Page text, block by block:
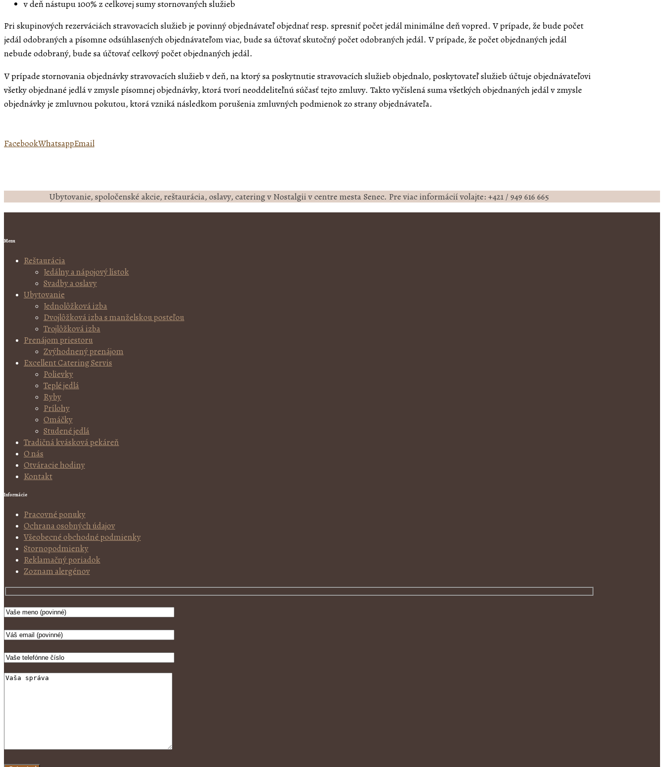
v deň nástupu 100% z celkovej sumy stornovaných služieb
Pri skupinových rezerváciách stravovacích služieb je povinný objednávateľ objednať resp. spresniť počet jedál minimálne deň vopred. V prípade, že bude počet
jedál odobraných a písomne odsúhlasených objednávateľom viac, bude sa účtovať skutočný počet odobraných jedál. V prípade, že počet objednaných jedál
nebude odobraný, bude sa účtovať celkový počet objednaných jedál.
V prípade stornovania objednávky stravovacích služieb v deň, na ktorý sa poskytnutie stravovacích služieb objednalo, poskytovateľ služieb účtuje objednávateľovi
všetky objednané jedlá v zmysle písomnej objednávky, ktorá tvorí neoddeliteľnú súčasť tejto zmluvy. Takto vyčíslená suma všetkých objednaných jedál v zmysle
objednávky je zmluvnou pokutou, ktorá vzniká následkom porušenia zmluvných podmienok zo strany objednávateľa.
FacebookWhatsappEmail
Ubytovanie, spoločenské akcie, reštaurácia, oslavy, catering v Nostalgii v centre mesta Senec. Pre viac informácií volajte: +421 / 949 616 665
Menu
Reštaurácia
Jedálny a nápojový lístok
Svadby a oslavy
Ubytovanie
Jednolôžková izba
Dvojlôžková izba s manželskou posteľou
Trojlôžková izba
Prenájom priestoru
Zvýhodnený prenájom
Excellent Catering Servis
Polievky
Teplé jedlá
Ryby
Prílohy
Omáčky
Studené jedlá
Tradičná kvásková pekáreň
O nás
Otváracie hodiny
Kontakt
Informácie
Pracovné ponuky
Ochrana osobných údajov
Všeobecné obchodné podmienky
Stornopodmienky
Reklamačný poriadok
Zoznam alergénov